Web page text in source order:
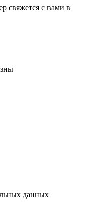
свяжется с вами в
данных